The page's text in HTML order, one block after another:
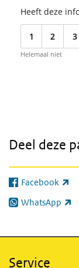
Heeft deze
1 2 3
Helemaal niet
Deel deze
Facebook
(externe link)
WhatsApp
(externe link)
Service